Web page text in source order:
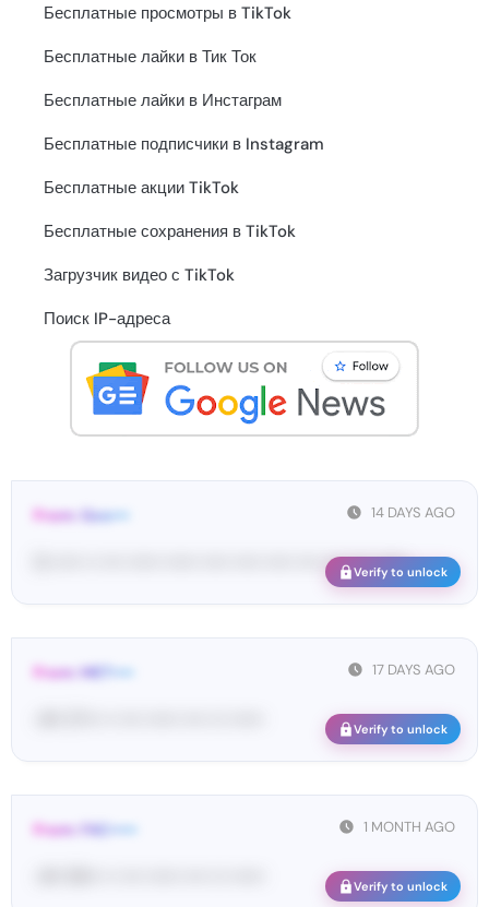
Бесплатные просмотры в TikTok
Бесплатные лайки в Тик Ток
Бесплатные лайки в Инстаграм
Бесплатные подписчики в Instagram
Бесплатные акции TikTok
Бесплатные сохранения в TikTok
Загрузчик видео с TikTok
Поиск IP-адреса
14 DAYS AGO
From: Goo•••
G-••••• •• •••• •••••• •••••• ••••• ••••• ••••• •••• •••• •••• ••••••
Verify to unlock
17 DAYS AGO
From: MET••••
Verify to unlock
1 MONTH AGO
From: FAC•••••
Verify to unlock